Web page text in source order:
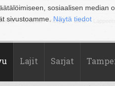
sosiaalisen
sivustoamme. Näytä tiedot
Kouvola Kuopio Lahti
Lajit Sarjat